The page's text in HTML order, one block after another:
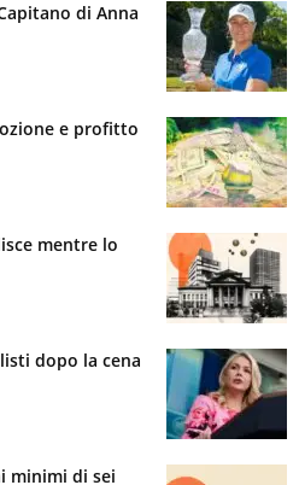
di Anna
e profitto
mentre lo
dopo la cena
minimi di sei